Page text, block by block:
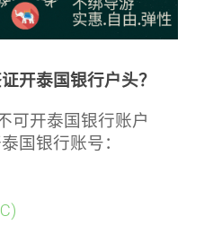
开泰国银行户头？
可开泰国银行账户
国银行账号：